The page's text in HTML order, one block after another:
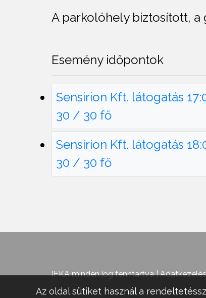
A parkolóhely biztosított, a
Esemény időpontok
Sensirion Kft. látogatás
30 / 30 fő
Sensirion Kft. látogatás
30 / 30 fő
IFKA minden jog fenntartva |
Az oldal sütiket használ a